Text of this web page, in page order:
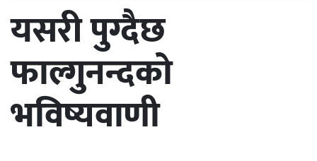
यसरी पुग्दैछ
फाल्गुनन्दको
भविष्यवाणी